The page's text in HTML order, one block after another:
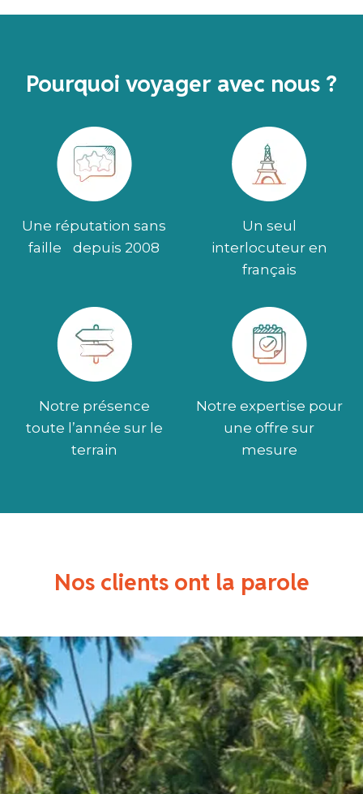
Pourquoi voyager avec nous ?
Une réputation sans
faille depuis 2008
Un seul
interlocuteur en
français
Notre présence
toute l’année sur le
terrain
Notre expertise pour
une offre sur
mesure
Nos clients ont la parole